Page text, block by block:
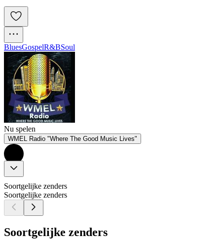
BluesGospelR&BSoul
Nu spelen
WMEL Radio "Where The Good Music Lives"
Soortgelijke zenders
Soortgelijke zenders
Soortgelijke zenders